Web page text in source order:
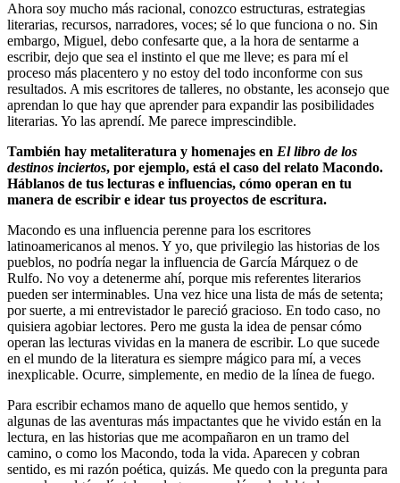
Ahora soy mucho más racional, conozco estructuras, estrategias
literarias, recursos, narradores, voces; sé lo que funciona o no. Sin
embargo, Miguel, debo confesarte que, a la hora de sentarme a
escribir, dejo que sea el instinto el que me lleve; es para mí el
proceso más placentero y no estoy del todo inconforme con sus
resultados. A mis escritores de talleres, no obstante, les aconsejo que
aprendan lo que hay que aprender para expandir las posibilidades
literarias. Yo las aprendí. Me parece imprescindible.
También hay metaliteratura y homenajes en El libro de los
destinos inciertos, por ejemplo, está el caso del relato Macondo.
Háblanos de tus lecturas e influencias, cómo operan en tu
manera de escribir e idear tus proyectos de escritura.
Macondo es una influencia perenne para los escritores
latinoamericanos al menos. Y yo, que privilegio las historias de los
pueblos, no podría negar la influencia de García Márquez o de
Rulfo. No voy a detenerme ahí, porque mis referentes literarios
pueden ser interminables. Una vez hice una lista de más de setenta;
por suerte, a mi entrevistador le pareció gracioso. En todo caso, no
quisiera agobiar lectores. Pero me gusta la idea de pensar cómo
operan las lecturas vividas en la manera de escribir. Lo que sucede
en el mundo de la literatura es siempre mágico para mí, a veces
inexplicable. Ocurre, simplemente, en medio de la línea de fuego.
Para escribir echamos mano de aquello que hemos sentido, y
algunas de las aventuras más impactantes que he vivido están en la
lectura, en las historias que me acompañaron en un tramo del
camino, o como los Macondo, toda la vida. Aparecen y cobran
sentido, es mi razón poética, quizás. Me quedo con la pregunta para